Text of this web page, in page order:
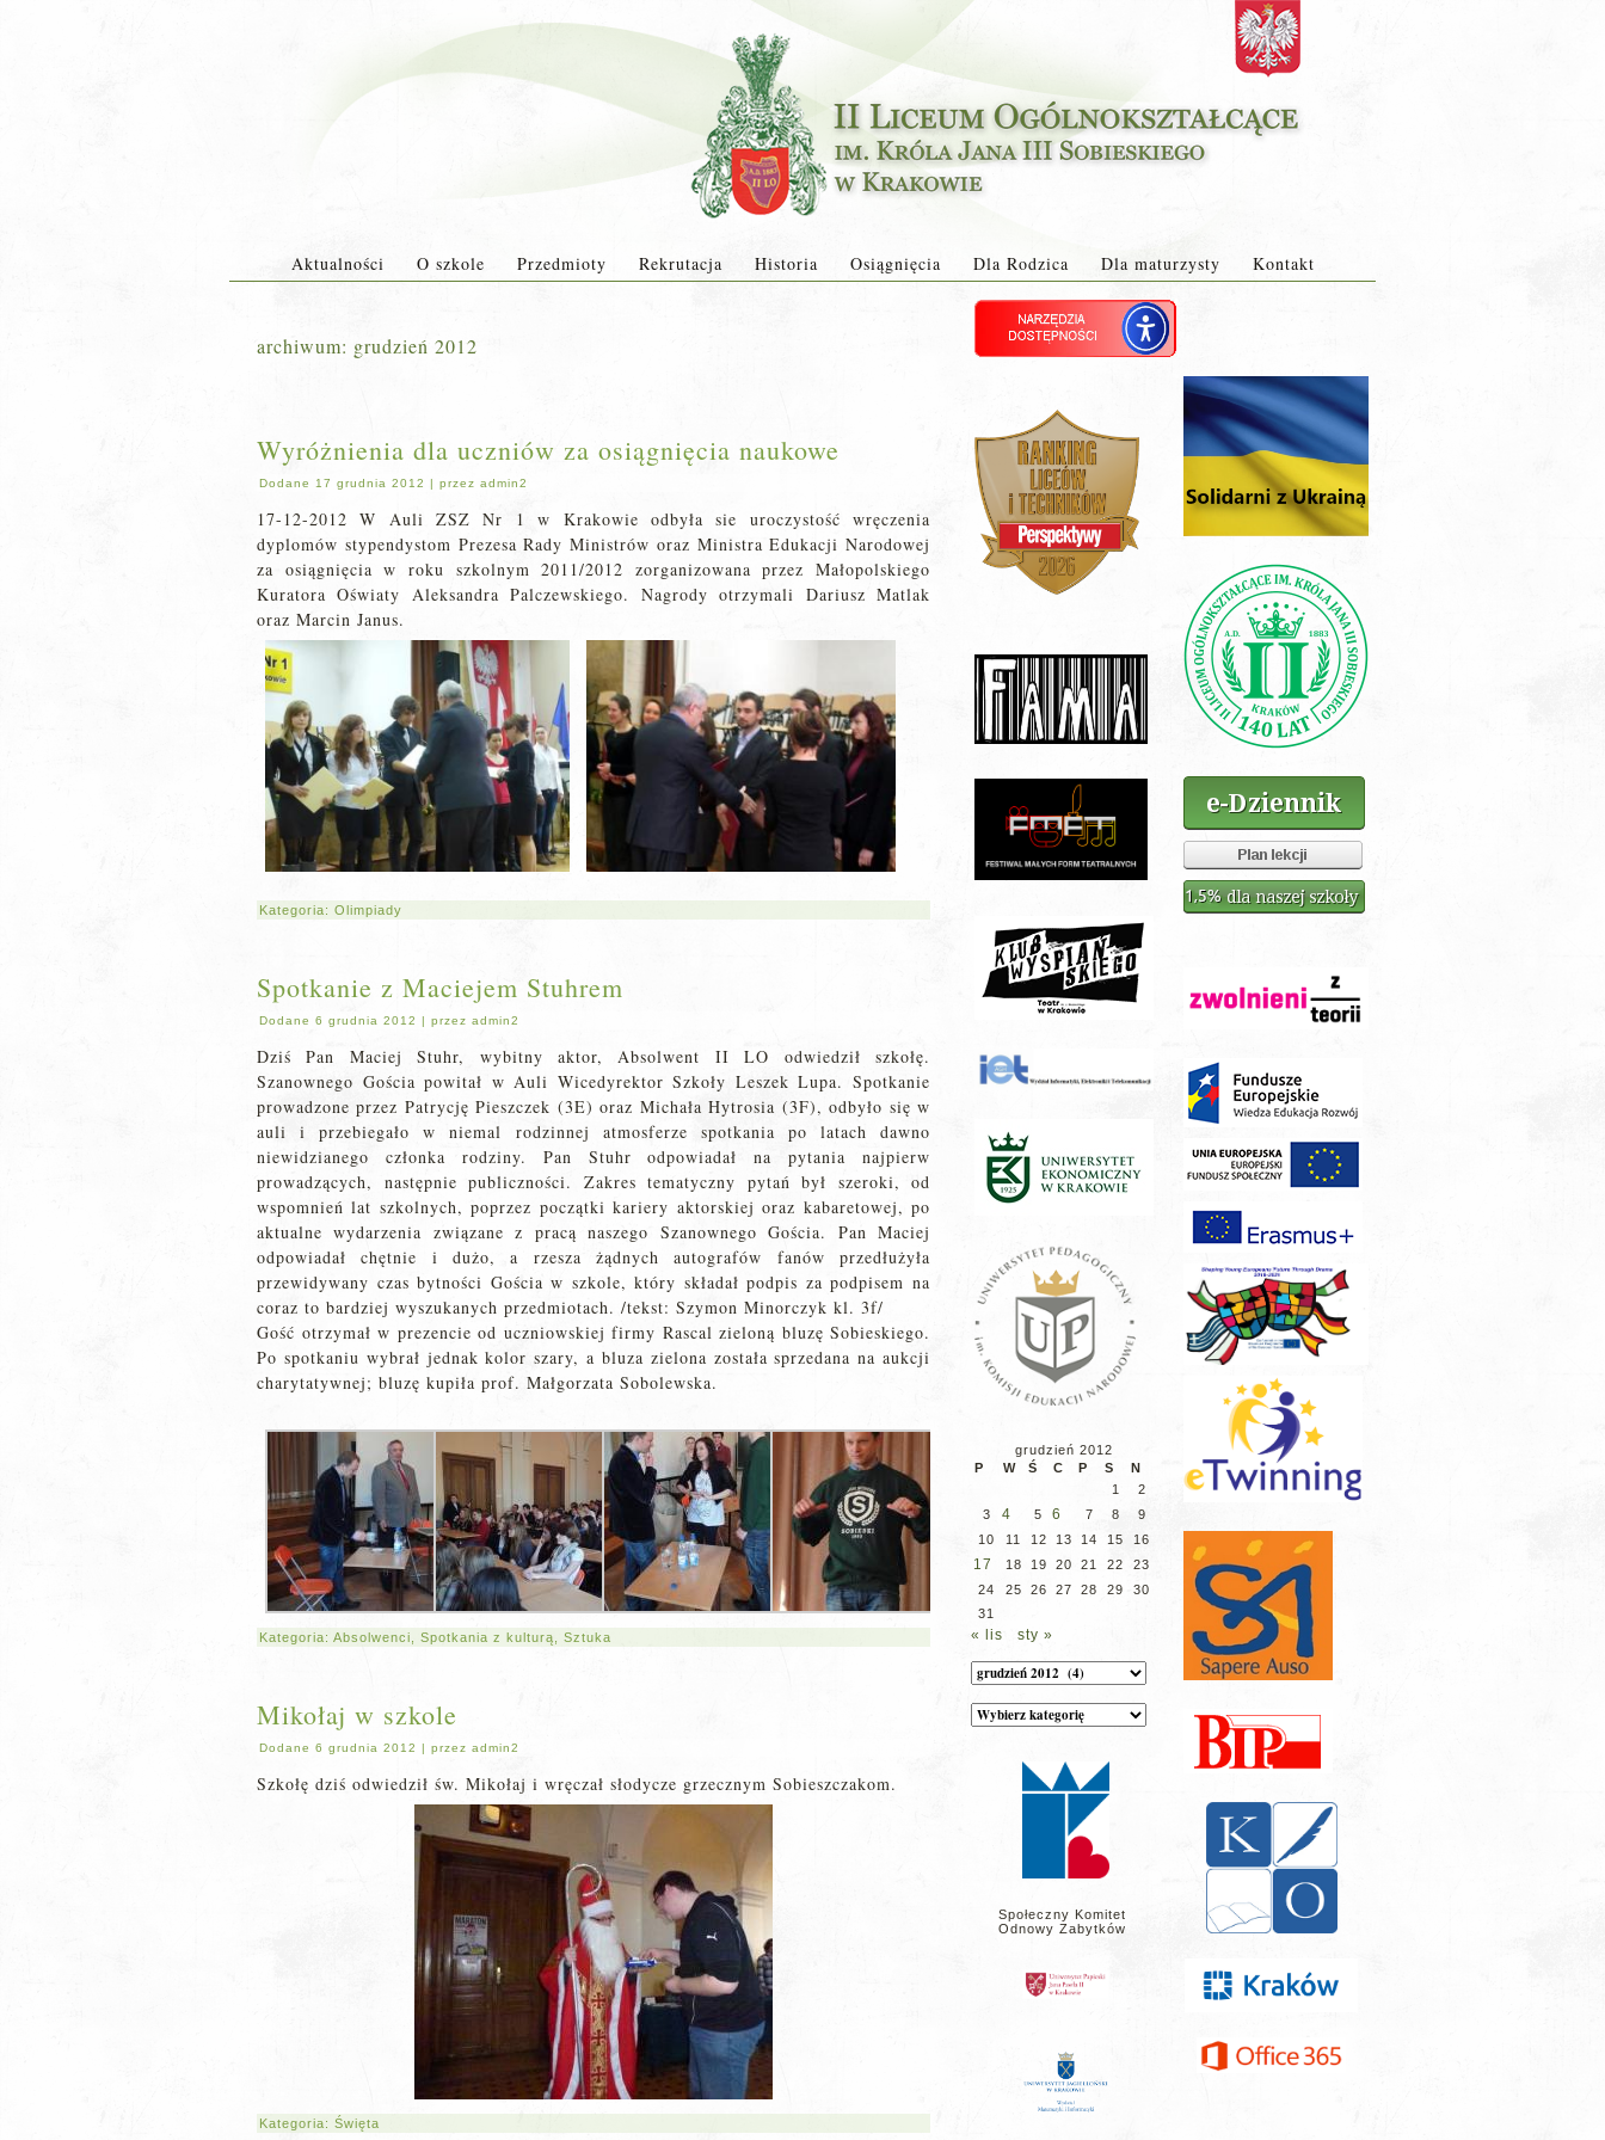
Aktualności O szkole Przedmioty Rekrutacja Historia Osiągnięcia Dla Rodzica Dla maturzysty Kontakt
archiwum: grudzień 2012
Wyróżnienia dla uczniów za osiągnięcia naukowe
Dodane 17 grudnia 2012 | przez admin2
17-12-2012 W Auli ZSZ Nr 1 w Krakowie odbyła sie uroczystość wręczenia
dyplomów stypendystom Prezesa Rady Ministrów oraz Ministra Edukacji Narodowej
za osiągnięcia w roku szkolnym 2011/2012 zorganizowana przez Małopolskiego
Kuratora Oświaty Aleksandra Palczewskiego. Nagrody otrzymali Dariusz Matlak
oraz Marcin Janus.
Kategoria: Olimpiady
Spotkanie z Maciejem Stuhrem
Dodane 6 grudnia 2012 | przez admin2
Dziś Pan Maciej Stuhr, wybitny aktor, Absolwent II LO odwiedził szkołę.
Szanownego Gościa powitał w Auli Wicedyrektor Szkoły Leszek Lupa. Spotkanie
prowadzone przez Patrycję Pieszczek (3E) oraz Michała Hytrosia (3F), odbyło się w
auli i przebiegało w niemal rodzinnej atmosferze spotkania po latach dawno
niewidzianego członka rodziny. Pan Stuhr odpowiadał na pytania najpierw
prowadzących, następnie publiczności. Zakres tematyczny pytań był szeroki, od
wspomnień lat szkolnych, poprzez początki kariery aktorskiej oraz kabaretowej, po
aktualne wydarzenia związane z pracą naszego Szanownego Gościa. Pan Maciej
odpowiadał chętnie i dużo, a rzesza żądnych autografów fanów przedłużyła
przewidywany czas bytności Gościa w szkole, który składał podpis za podpisem na
coraz to bardziej wyszukanych przedmiotach. /tekst: Szymon Minorczyk kl. 3f/
Gość otrzymał w prezencie od uczniowskiej firmy Rascal zieloną bluzę Sobieskiego.
Po spotkaniu wybrał jednak kolor szary, a bluza zielona została sprzedana na aukcji
charytatywnej; bluzę kupiła prof. Małgorzata Sobolewska.
Kategoria: Absolwenci Spotkania z kulturą Sztuka
Mikołaj w szkole
Dodane 6 grudnia 2012 | przez admin2
Szkołę dziś odwiedził św. Mikołaj i wręczał słodycze grzecznym Sobieszczakom.
Kategoria: Święta
grudzień 2012
P
W Ś C P S
N
1
2
3
4 5 6 7 8
9
10
11 12 13 14 15 16
17 18 19 20 21 22
23
24
25 26 27 28 29
30
31
« lis sty »
Archiwum
Kategorie
wpisów
Społeczny Komitet
Odnowy Zabytków